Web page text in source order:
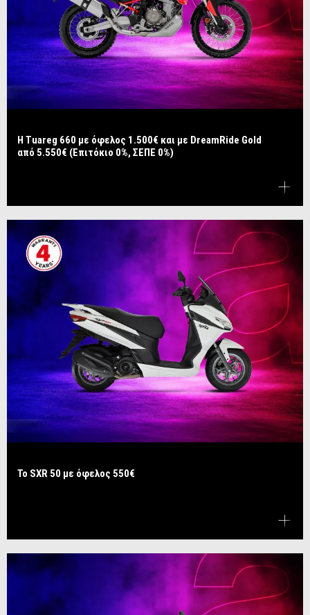
Η Tuareg 660 με όφελος 1.500€ και με DreamRide Gold
από 5.550€ (Επιτόκιο 0%, ΣΕΠΕ 0%)
Το SXR 50 με όφελος 550€